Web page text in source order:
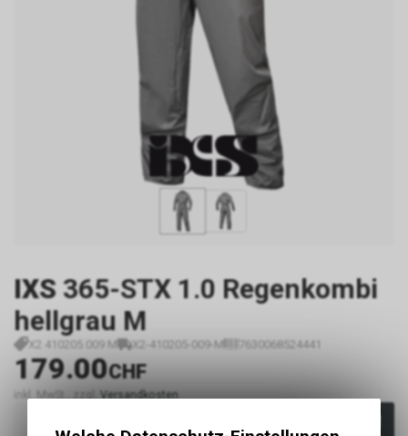
IXS 365-STX 1.0 Regenkombi
hellgrau M
X2 410205 009 M X2-410205-009-M 7630068524441
179.00CHF
inkl. MwSt., zzgl. Versandkosten